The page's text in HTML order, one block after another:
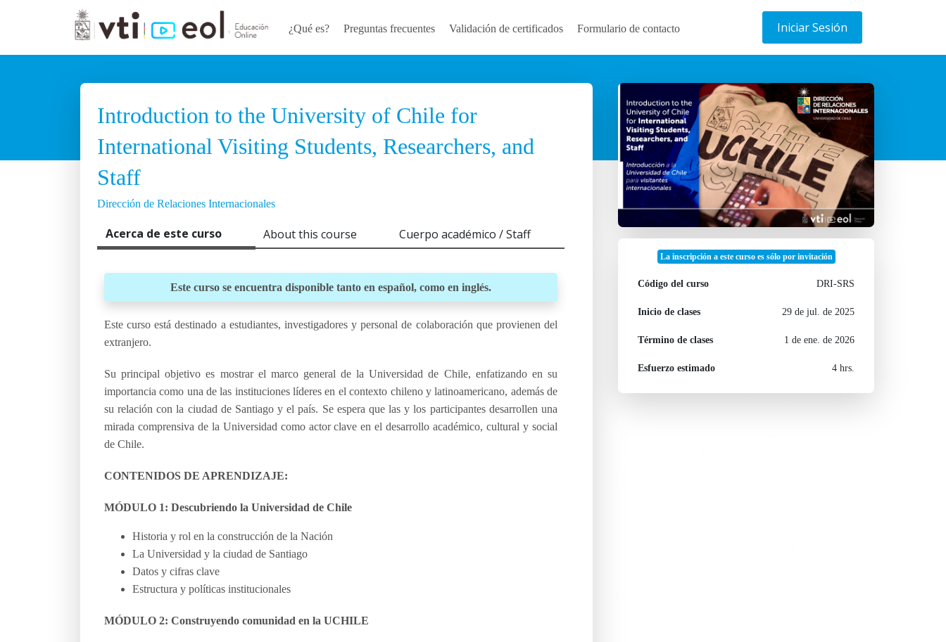
¿Qué es? Preguntas frecuentes Validación de certificados Formulario de contacto Iniciar Sesión
La inscripción a este curso es sólo por invitación
Código del curso DRI-SRS
Inicio de clases 29 de jul. de 2025
Término de clases 1 de ene. de 2026
Esfuerzo estimado 4 hrs.
Introduction to the University of Chile for
International Visiting Students, Researchers, and
Staff
Dirección de Relaciones Internacionales
Acerca de este curso About this course Cuerpo académico / Staff
Este curso se encuentra disponible tanto en español, como en inglés.
Este curso está destinado a estudiantes, investigadores y personal de colaboración que provienen del
extranjero.
Su principal objetivo es mostrar el marco general de la Universidad de Chile, enfatizando en su
importancia como una de las instituciones líderes en el contexto chileno y latinoamericano, además de
su relación con la ciudad de Santiago y el país. Se espera que las y los participantes desarrollen una
mirada comprensiva de la Universidad como actor clave en el desarrollo académico, cultural y social
de Chile.
CONTENIDOS DE APRENDIZAJE:
MÓDULO 1: Descubriendo la Universidad de Chile
Historia y rol en la construcción de la Nación
La Universidad y la ciudad de Santiago
Datos y cifras clave
Estructura y políticas institucionales
MÓDULO 2: Construyendo comunidad en la UCHILE